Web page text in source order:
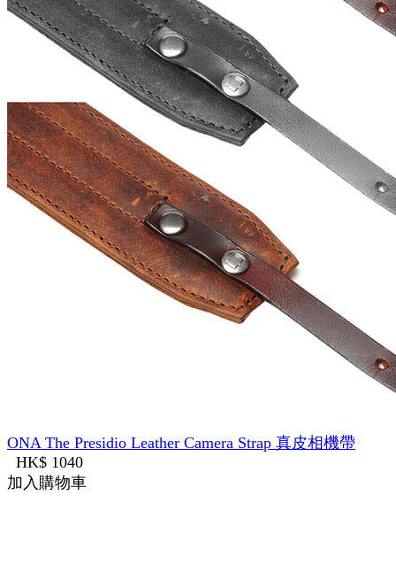
ONA The Presidio Leather Camera Strap 真皮相機帶
HK$ 1040
加入購物車